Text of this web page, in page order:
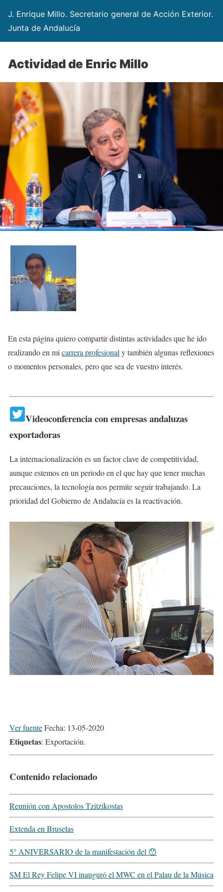
J. Enrique Millo. Secretario general de Acción Exterior.
Junta de Andalucía
Actividad de Enric Millo
En esta página quiero compartir distintas actividades que he ido
realizando en mi carrera profesional y también algunas reflexiones
o momentos personales, pero que sea de vuestro interés.
Videoconferencia con empresas andaluzas
exportadoras
La internacionalización es un factor clave de competitividad,
aunque estemos en un periodo en el que hay que tener muchas
precauciones, la tecnología nos permite seguir trabajando. La
prioridad del Gobierno de Andalucía es la reactivación.
Ver fuenteFecha: 13-05-2020
Etiquetas: Exportación.
Contenido relacionado
Reunión con Apostolos Tzitzikostas
Extenda en Bruselas
5° ANIVERSARIO de la manifestación del 😯
SM El Rey Felipe VI inauguró el MWC en el Palau de la Música